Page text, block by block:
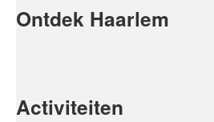
Ontdek Haarlem
Activiteiten